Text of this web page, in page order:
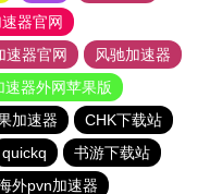
器官网
速器官网
风驰加速器
速器外网苹果版
加速器
CHK下载站
quickq
书游下载站
外pvn加速器